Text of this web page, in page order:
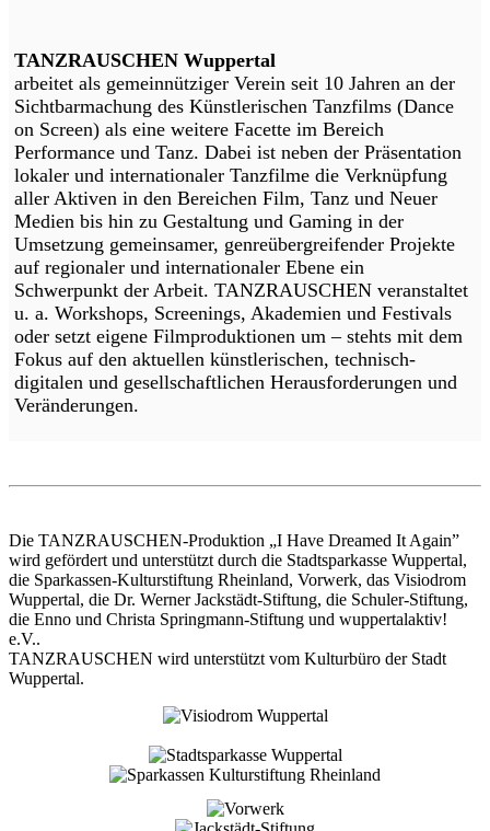
TANZRAUSCHEN Wuppertal
arbeitet als gemeinnütziger Verein seit 10 Jahren an der
Sichtbarmachung des Künstlerischen Tanzfilms (Dance
on Screen) als eine weitere Facette im Bereich
Performance und Tanz. Dabei ist neben der Präsentation
lokaler und internationaler Tanzfilme die Verknüpfung
aller Aktiven in den Bereichen Film, Tanz und Neuer
Medien bis hin zu Gestaltung und Gaming in der
Umsetzung gemeinsamer, genreübergreifender Projekte
auf regionaler und internationaler Ebene ein
Schwerpunkt der Arbeit. TANZRAUSCHEN veranstaltet
u. a. Workshops, Screenings, Akademien und Festivals
oder setzt eigene Filmproduktionen um – stehts mit dem
Fokus auf den aktuellen künstlerischen, technisch-
digitalen und gesellschaftlichen Herausforderungen und
Veränderungen.
Die TANZRAUSCHEN-Produktion „I Have Dreamed It Again”
wird gefördert und unterstützt durch die Stadtsparkasse Wuppertal,
die Sparkassen-Kulturstiftung Rheinland, Vorwerk, das Visiodrom
Wuppertal, die Dr. Werner Jackstädt-Stiftung, die Schuler-Stiftung,
die Enno und Christa Springmann-Stiftung und wuppertalaktiv!
e.V..
TANZRAUSCHEN wird unterstützt vom Kulturbüro der Stadt
Wuppertal.